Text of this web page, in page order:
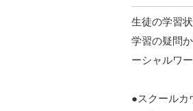
生徒の学習
学習の疑問
ーシャルワ
●スクールカ